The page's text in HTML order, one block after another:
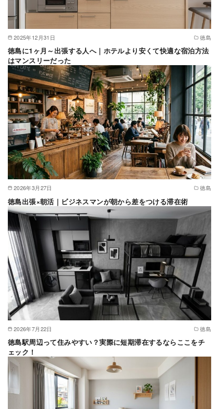
2025年12月31日 徳島
徳島に1ヶ月～出張する人へ｜ホテルより安くて快適な宿泊方法
はマンスリーだった
2026年3月27日 徳島
徳島出張×朝活｜ビジネスマンが朝から差をつける滞在術
2026年7月22日 徳島
徳島駅周辺って住みやすい？実際に短期滞在するならここをチ
ェック！